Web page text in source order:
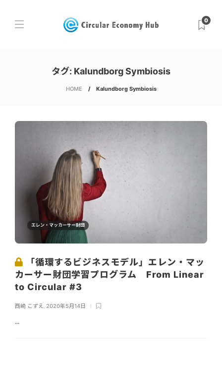
0
タグ: Kalundborg Symbiosis
HOME Kalundborg Symbiosis
エレン・マッカーサー財団
「循環するビジネスモデル」エレン・マッ
カーサー財団学習プログラム From Linear
to Circular #3
西崎 こずえ, 2020年5月14日
...